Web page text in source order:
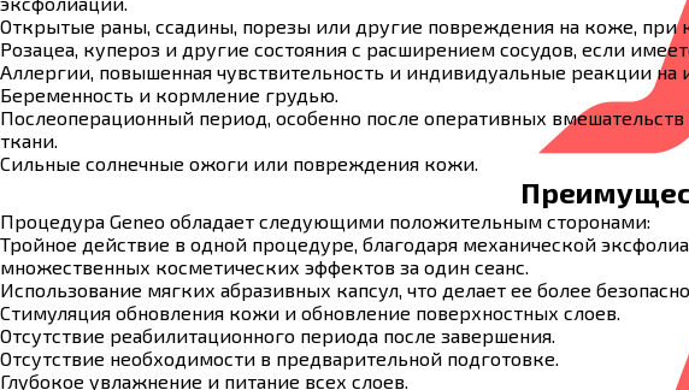
Открытые раны, ссадины, порезы или другие повреждения на коже, при
Розацеа, купероз и другие состояния с расширением сосудов, если
Аллергии, повышенная чувствительность и индивидуальные реакции на
Беременность и кормление грудью.
Послеоперационный период, особенно после оперативных
ткани.
Сильные солнечные ожоги или повреждения кожи.
Процедура Geneo обладает следующими положительным сторонами:
Тройное действие в одной процедуре, благодаря механической
множественных косметических эффектов за один сеанс.
Использование мягких абразивных капсул, что делает ее более
Стимуляция обновления кожи и обновление поверхностных слоев.
Отсутствие реабилитационного периода после завершения.
Отсутствие необходимости в предварительной подготовке.
Глубокое увлажнение и питание всех слоев.